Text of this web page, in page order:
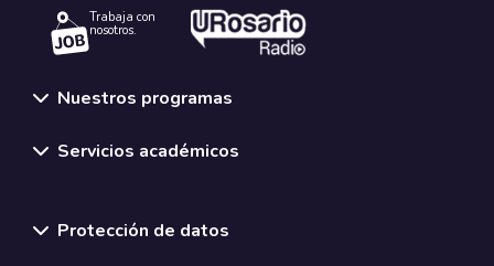
Trabaja con
nosotros.
Nuestros programas
Servicios académicos
Protección de datos